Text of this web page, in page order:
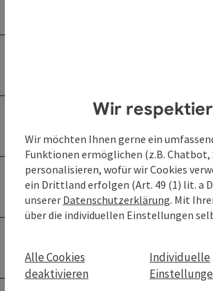
Wir
Wir möchten Ihnen gerne ein
Funktionen ermöglichen (z.B.
personalisieren, wofür wir Cookies
ein Drittland erfolgen (Art. 49 (1) lit. a
unserer Datenschutzerklärung. Mit
über die individuellen Einstellungen
Alle Cookies
deaktivieren
Individuelle